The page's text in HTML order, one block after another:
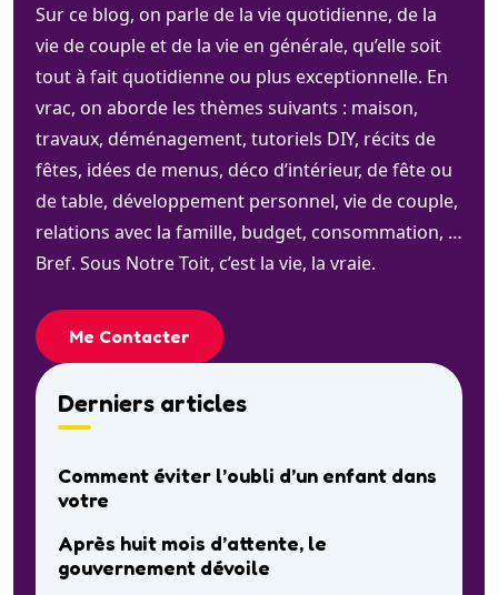
Sur ce blog, on parle de la vie quotidienne, de la
vie de couple et de la vie en générale, qu’elle soit
tout à fait quotidienne ou plus exceptionnelle. En
vrac, on aborde les thèmes suivants : maison,
travaux, déménagement, tutoriels DIY, récits de
fêtes, idées de menus, déco d’intérieur, de fête ou
de table, développement personnel, vie de couple,
relations avec la famille, budget, consommation, …
Bref. Sous Notre Toit, c’est la vie, la vraie.
Me Contacter
Derniers articles
Comment éviter l’oubli d’un enfant dans
votre
Après huit mois d’attente, le
gouvernement dévoile